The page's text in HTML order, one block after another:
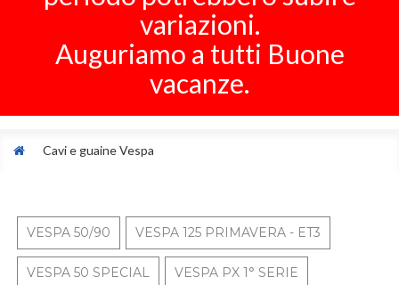
variazioni.
Auguriamo a tutti Buone
vacanze.
Cavi e guaine Vespa
VESPA 50/90 VESPA 125 PRIMAVERA - ET3
VESPA 50 SPECIAL VESPA PX 1° SERIE